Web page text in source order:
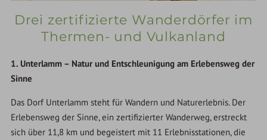
Drei zertifizierte Wanderdörfer im
Thermen- und Vulkanland
1. Unterlamm – Natur und Entschleunigung am Erlebensweg der
Sinne
Das Dorf Unterlamm steht für Wandern und Naturerlebnis. Der
Erlebensweg der Sinne, ein zertifizierter Wanderweg, erstreckt
sich über 11,8 km und begeistert mit 11 Erlebnisstationen, die